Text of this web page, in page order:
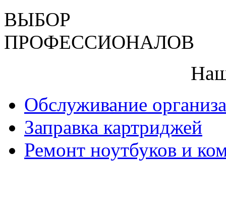
ВЫБОР
ПРОФЕССИОНАЛОВ
Обслуживание
Заправка картриджей
Ремонт ноутбуков и